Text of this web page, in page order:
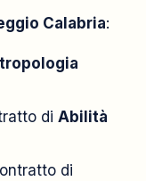
Calabria:
di Abilità
di